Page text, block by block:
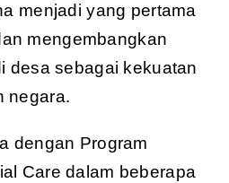
menjadi yang pertama
mengembangkan
desa sebagai kekuatan
negara.
dengan Program
Care dalam beberapa